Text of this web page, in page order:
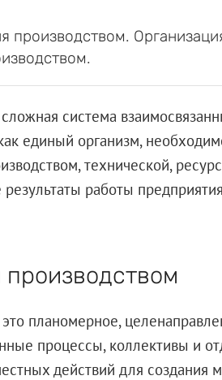
производством.
система
единый организм,
технической,
работы
планомерное,
процессы, коллективы и
действий для создания